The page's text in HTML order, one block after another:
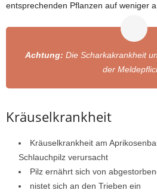
entsprechenden Pflanzen auf weniger
Achtung: Die Scharkakrankheit
der
Kräuselkrankheit
Kräuselkrankheit am
Schlauchpilz verursacht
Pilz ernährt sich von
nistet sich an den Trieben ein